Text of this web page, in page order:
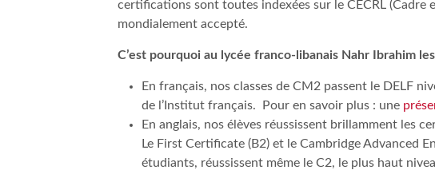
certifications sont toutes indexées sur le CECRL (Cadre
mondialement accepté.
C’est pourquoi au lycée franco-libanais Nahr Ibrahim
En français, nos classes de CM2 passent le DELF
de l’Institut français. Pour en savoir plus : une
En anglais, nos élèves réussissent brillamment les
Le First Certificate (B2) et le Cambridge Advanced
étudiants, réussissent même le C2, le plus haut